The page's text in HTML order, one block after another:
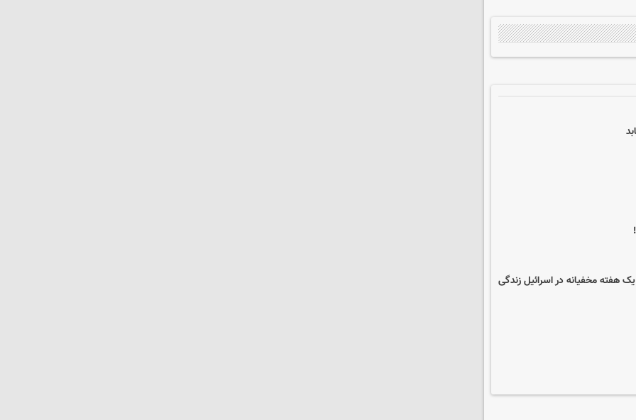
هفته مخفیانه در اسرائیل زندگی